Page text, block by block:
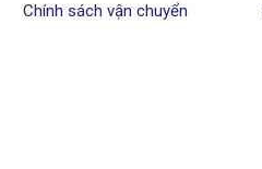
Chính sách vận chuyển